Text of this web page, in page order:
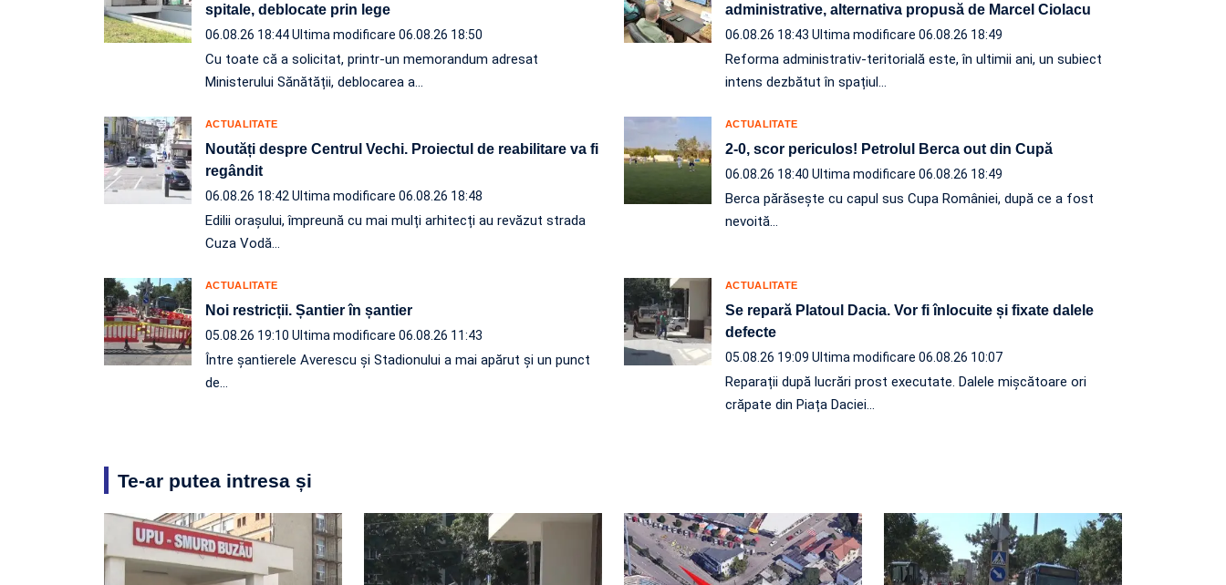
spitale, deblocate prin lege
06.08.26 18:44Ultima modificare 06.08.26 18:50
Cu toate că a solicitat, printr-un memorandum adresat
Ministerului Sănătății, deblocarea a…
administrative, alternativa propusă de Marcel Ciolacu
06.08.26 18:43 Ultima modificare 06.08.26 18:49
Reforma administrativ-teritorială este, în ultimii ani, un subiect
intens dezbătut în spațiul…
ACTUALITATE
Noutăți despre Centrul Vechi. Proiectul de reabilitare va fi
regândit
06.08.26 18:42 Ultima modificare 06.08.26 18:48
Edilii orașului, împreună cu mai mulți arhitecți au revăzut strada
Cuza Vodă…
ACTUALITATE
2-0, scor periculos! Petrolul Berca out din Cupă
06.08.26 18:40 Ultima modificare 06.08.26 18:49
Berca părăsește cu capul sus Cupa României, după ce a fost
nevoită…
ACTUALITATE
Noi restricții. Șantier în șantier
05.08.26 19:10 Ultima modificare 06.08.26 11:43
Între șantierele Averescu și Stadionului a mai apărut și un punct
de…
ACTUALITATE
Se repară Platoul Dacia. Vor fi înlocuite și fixate dalele
defecte
05.08.26 19:09 Ultima modificare 06.08.26 10:07
Reparații după lucrări prost executate. Dalele mișcătoare ori
crăpate din Piața Daciei…
Te-ar putea intresa și